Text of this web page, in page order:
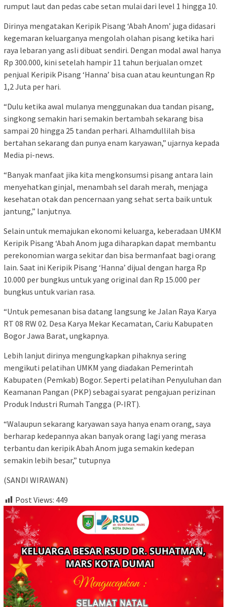
rumput laut dan pedas cabe setan mulai dari level 1 hingga 10.
Dirinya mengatakan Keripik Pisang ‘Abah Anom’ juga didasari
kegemaran keluarganya mengolah olahan pisang ketika hari
raya lebaran yang asli dibuat sendiri. Dengan modal awal hanya
Rp 300.000, kini setelah hampir 11 tahun berjualan omzet
penjual Keripik Pisang ‘Hanna’ bisa cuan atau keuntungan Rp
1,2 Juta per hari.
“Dulu ketika awal mulanya menggunakan dua tandan pisang,
singkong semakin hari semakin bertambah sekarang bisa
sampai 20 hingga 25 tandan perhari. Alhamdullilah bisa
bertahan sekarang dan punya enam karyawan,” ujarnya kepada
Media pi-news.
“Banyak manfaat jika kita mengkonsumsi pisang antara lain
menyehatkan ginjal, menambah sel darah merah, menjaga
kesehatan otak dan pencernaan yang sehat serta baik untuk
jantung,” lanjutnya.
Selain untuk memajukan ekonomi keluarga, keberadaan UMKM
Keripik Pisang ‘Abah Anom juga diharapkan dapat membantu
perekonomian warga sekitar dan bisa bermanfaat bagi orang
lain. Saat ini Keripik Pisang ‘Hanna’ dijual dengan harga Rp
10.000 per bungkus untuk yang original dan Rp 15.000 per
bungkus untuk varian rasa.
“Untuk pemesanan bisa datang langsung ke Jalan Raya Karya
RT 08 RW 02. Desa Karya Mekar Kecamatan, Cariu Kabupaten
Bogor Jawa Barat, ungkapnya.
Lebih lanjut dirinya mengungkapkan pihaknya sering
mengikuti pelatihan UMKM yang diadakan Pemerintah
Kabupaten (Pemkab) Bogor. Seperti pelatihan Penyuluhan dan
Keamanan Pangan (PKP) sebagai syarat pengajuan perizinan
Produk Industri Rumah Tangga (P-IRT).
“Walaupun sekarang karyawan saya hanya enam orang, saya
berharap kedepannya akan banyak orang lagi yang merasa
terbantu dan keripik Abah Anom juga semakin kedepan
semakin lebih besar,” tutupnya
(SANDI WIRAWAN)
Post Views: 449